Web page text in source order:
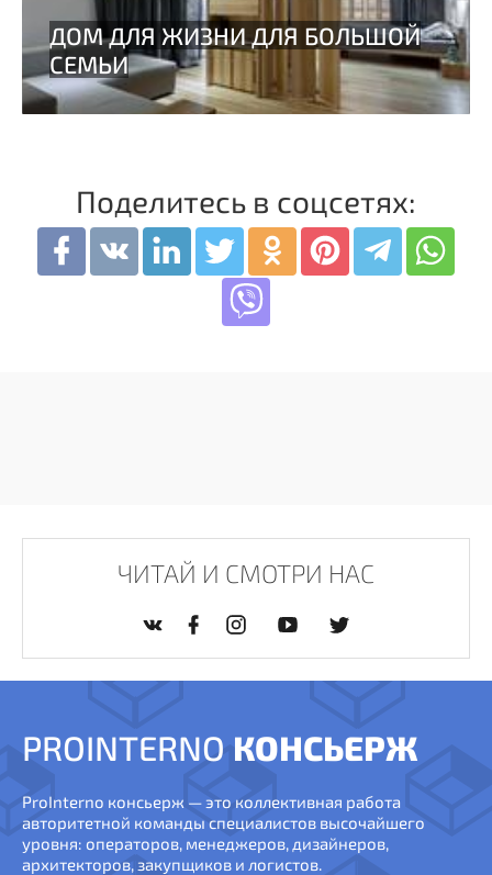
Поделитесь в соцсетях:
ЧИТАЙ И СМОТРИ НАС
PROINTERNO КОНСЬЕРЖ
ProInterno консьерж — это коллективная работа
авторитетной команды специалистов высочайшего
уровня: операторов, менеджеров, дизайнеров,
архитекторов, закупщиков и логистов.